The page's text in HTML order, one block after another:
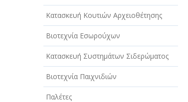
Κατασκευή Κουτιών Αρχειοθέτησης
Βιοτεχνία Εσωρούχων
Κατασκευή Συστημάτων Σιδερώματος
Βιοτεχνία Παιχνιδιών
Παλέτες